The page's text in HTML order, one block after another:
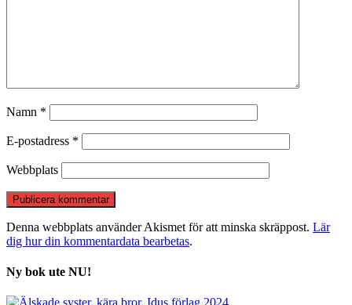
Namn *
E-postadress *
Webbplats
Denna webbplats använder Akismet för att minska skräppost. Lär
dig hur din kommentardata bearbetas.
Ny bok ute NU!